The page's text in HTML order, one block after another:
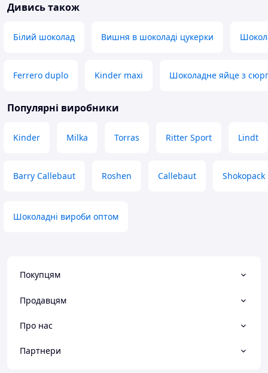
Дивись також
Білий шоколад Вишня в шоколаді цукерки
Ferrero duplo Kinder maxi Шоколадне яйце з
Популярні виробники
Kinder Milka Torras Ritter Sport Lindt
Barry Callebaut Roshen Callebaut Shokopack
Шоколадні вироби оптом
Покупцям
Продавцям
Про нас
Партнери